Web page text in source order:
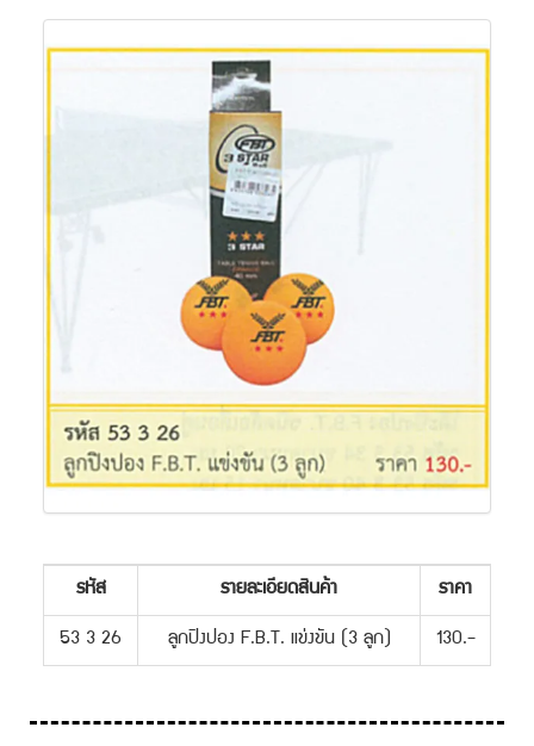
รหัส รายละเอียดสินค้า ราคา
53 3 26 ลูกปิงปอง F.B.T. แข่งขัน (3 ลูก) 130.-